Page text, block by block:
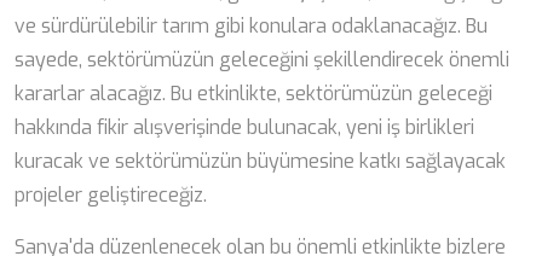
ve sürdürülebilir tarım gibi konulara odaklanacağız. Bu
sayede, sektörümüzün geleceğini şekillendirecek önemli
kararlar alacağız. Bu etkinlikte, sektörümüzün geleceği
hakkında fikir alışverişinde bulunacak, yeni iş birlikleri
kuracak ve sektörümüzün büyümesine katkı sağlayacak
projeler geliştireceğiz.
Sanya'da düzenlenecek olan bu önemli etkinlikte bizlere